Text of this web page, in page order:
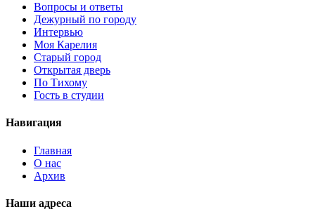
Вопросы и ответы
Дежурный по городу
Интервью
Моя Карелия
Старый город
Открытая дверь
По Тихому
Гость в студии
Навигация
Главная
О нас
Архив
Наши адреса